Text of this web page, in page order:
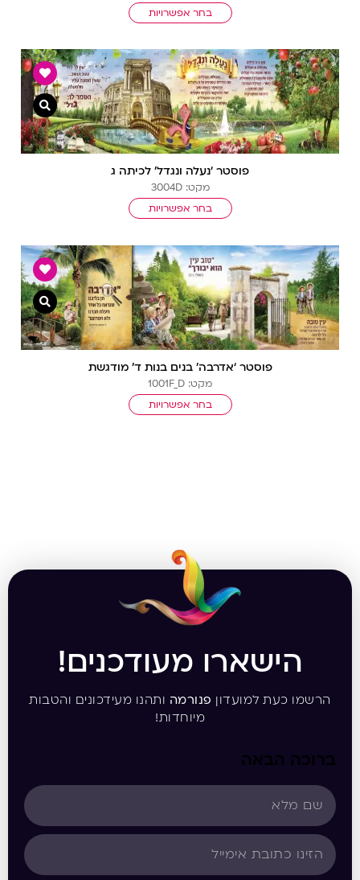
בחר אפשרויות
פוסטר ‘נעלה ונגדל’ לכיתה ג
מקט: 3004D
בחר אפשרויות
צפייה
פוסטר ‘אדרבה’ בנים בנות ד’ מודגשת
מקט: 1001F_D
בחר אפשרויות
צפייה
הישארו מעודכנים!
הרשמו כעת למועדון פנורמה ותהנו מעידכונים והטבות
מיוחדות!
ברוכה הבאה